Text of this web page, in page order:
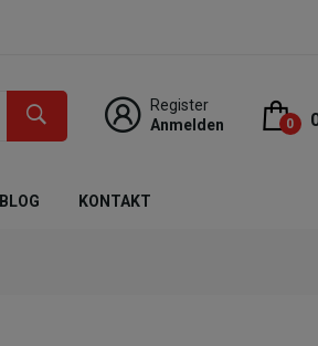
Register
Anmelden
0
BLOG KONTAKT